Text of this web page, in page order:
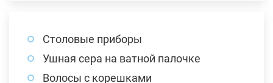
Столовые приборы
Ушная сера на ватной палочке
Волосы с корешками